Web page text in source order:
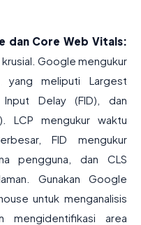
dan Core Web Vitals:
Google mengukur
meliputi Largest
Delay (FID), dan
LCP mengukur waktu
FID mengukur
pengguna, dan CLS
Gunakan Google
untuk menganalisis
area